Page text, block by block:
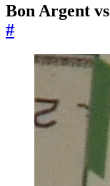
Bon Argent
#